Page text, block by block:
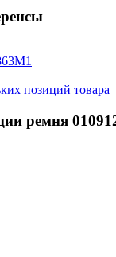
позиций товара
ремня